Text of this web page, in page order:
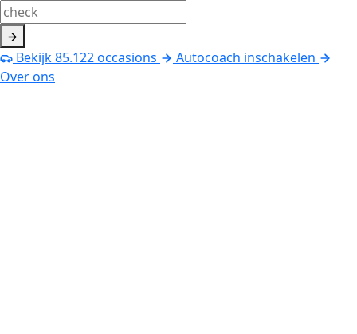
Bekijk85.122occasions
Autocoach inschakelen
Over ons